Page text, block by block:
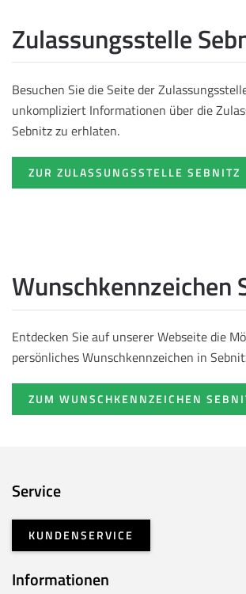
Zulassungsstelle
Besuchen Sie die Seite der
unkompliziert Informationen über die
Sebnitz zu erhlaten.
ZUR ZULASSUNGSSTELLE SEBNITZ
Wunschkennzeichen
Entdecken Sie auf unserer Webseite die
persönliches Wunschkennzeichen in
ZUM WUNSCHKENNZEICHEN
Service
KUNDENSERVICE
Informationen